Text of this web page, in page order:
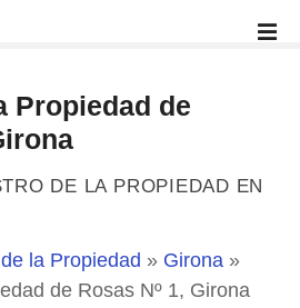
Propiedad de
DE LA PROPIEDAD EN
la Propiedad » Girona »
de Rosas Nº 1, Girona